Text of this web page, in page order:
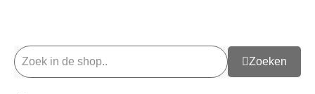
Zoeken